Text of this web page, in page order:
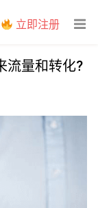
立即注册
流量和转化?